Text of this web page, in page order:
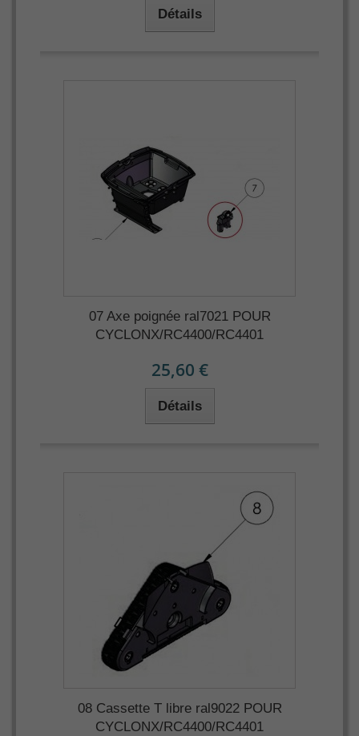
Détails
07 Axe poignée ral7021 POUR
CYCLONX/RC4400/RC4401
25,60 €
Détails
08 Cassette T libre ral9022 POUR
CYCLONX/RC4400/RC4401